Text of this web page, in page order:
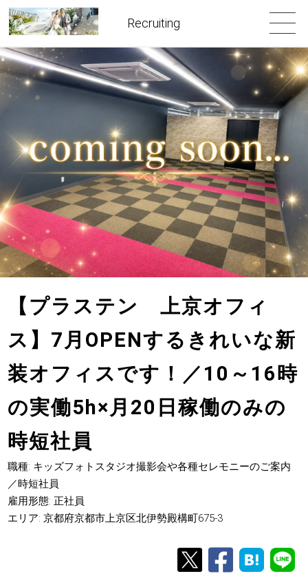
Recruiting
【プラステン 上京オフィ
ス】7月OPENするきれいな新
装オフィスです！／10～16時
の実働5h×月20日稼働のみの
時短社員
職種: キッズフォトスタジオ撮影会や各種セレモニーのご案内
／時短社員
雇用形態: 正社員
エリア: 京都府京都市上京区北伊勢殿構町675-3